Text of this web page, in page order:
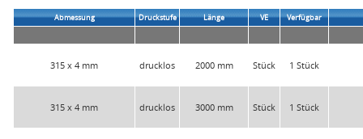
Abmessung Druckstufe Länge VE Verfügbar
315 x 4 mm drucklos 2000 mm Stück 1 Stück
315 x 4 mm drucklos 3000 mm Stück 1 Stück